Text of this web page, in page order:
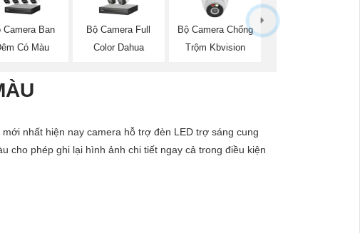
Camera Ban
Có Màu
Bộ Camera Full
Color Dahua
Bộ Camera Chống
Trộm Kbvision
nhất hiện nay camera hỗ trợ đèn LED trợ sáng cung
cho phép ghi lại hình ảnh chi tiết ngay cả trong điều kiện